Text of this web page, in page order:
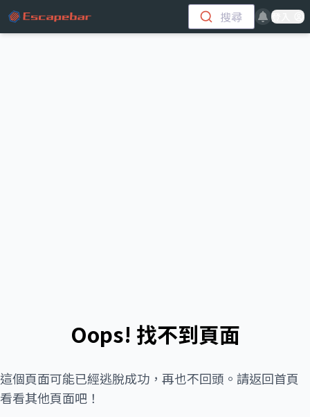
跳至主要內容
搜尋 登入
Oops! 找不到頁面
這個頁面可能已經逃脫成功，再也不回頭。請返回首頁
看看其他頁面吧！